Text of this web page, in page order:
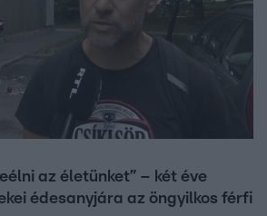
az életünket” – két éve
édesanyjára az öngyilkos férfi